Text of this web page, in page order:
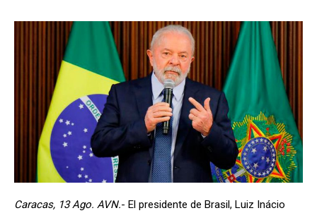
Caracas, 13 Ago. AVN.- El presidente de Brasil, Luiz Inácio